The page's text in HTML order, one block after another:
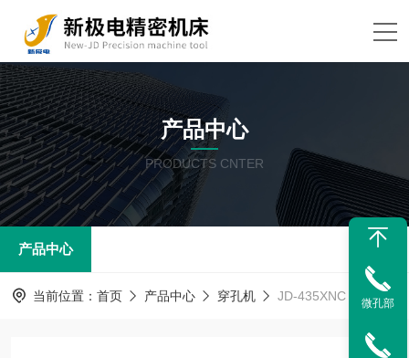
产品中心
PRODUCTS CNTER
产品中心
当前位置： 首页 产品中心 穿孔机 JD-435XNC（精密型）
微孔部